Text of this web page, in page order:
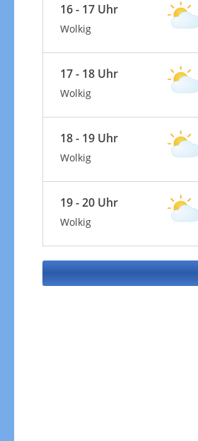
16 - 17 Uhr
Wolkig
17 - 18 Uhr
Wolkig
18 - 19 Uhr
Wolkig
19 - 20 Uhr
Wolkig